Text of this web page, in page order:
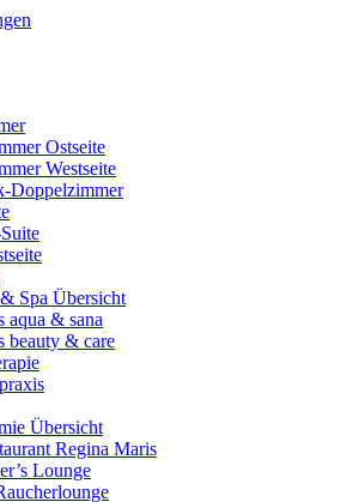
Ostseite
Westseite
Doppelzimmer
Spa Übersicht
aqua & sana
beauty & care
Übersicht
Regina Maris
Lounge